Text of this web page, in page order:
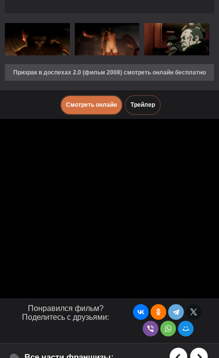
Призрак в доспехах 2.0 (фильм 2008) смотреть онлайн бесплатно
Смотреть онлайн Трейлер
Понравился фильм?
Поделитесь с друзьями: